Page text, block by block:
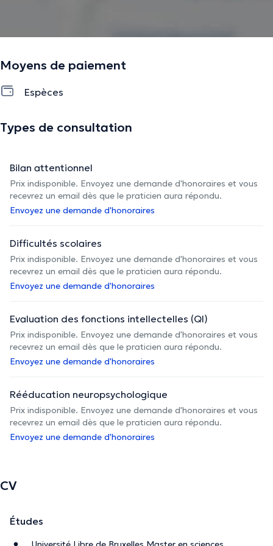
Moyens de paiement
Espèces
Types de consultation
Bilan attentionnel
Prix indisponible. Envoyez une demande d'honoraires et vous
recevrez un email dès que le praticien aura répondu.
Envoyez une demande d'honoraires
Difficultés scolaires
Prix indisponible. Envoyez une demande d'honoraires et vous
recevrez un email dès que le praticien aura répondu.
Envoyez une demande d'honoraires
Evaluation des fonctions intellectelles (QI)
Prix indisponible. Envoyez une demande d'honoraires et vous
recevrez un email dès que le praticien aura répondu.
Envoyez une demande d'honoraires
Rééducation neuropsychologique
Prix indisponible. Envoyez une demande d'honoraires et vous
recevrez un email dès que le praticien aura répondu.
Envoyez une demande d'honoraires
CV
Études